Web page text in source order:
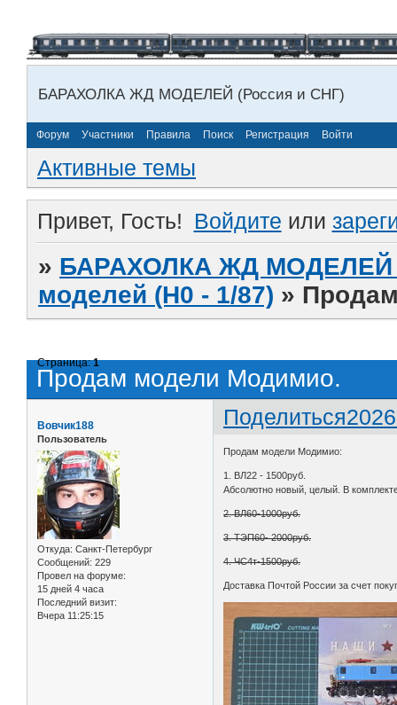
БАРАХОЛКА ЖД МОДЕЛЕЙ (Россия и СНГ)
Форум Участники Правила Поиск Регистрация Войти
Активные темы
Привет, Гость! Войдите или
» БАРАХОЛКА ЖД МОДЕЛЕЙ
моделей (H0 - 1/87) »
Продам модели Модимио.
Страница:1
Поделиться
Вовчик188
Пользователь
Откуда: Санкт-Петербург
Сообщений: 229
Провел на форуме:
15 дней 4 часа
Последний визит:
Вчера 11:25:15
Продам модели Модимио:
1. ВЛ22 - 1500руб.
Абсолютно новый, целый. В
2. ВЛ60-1000руб.
3. ТЭП60- 2000руб.
4. ЧС4т-1500руб.
Доставка Почтой России за счет